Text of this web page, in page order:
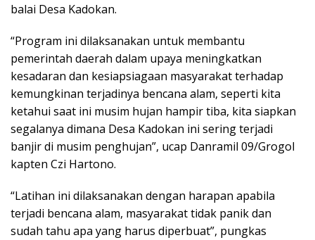
balai Desa Kadokan.
“Program ini dilaksanakan untuk membantu
pemerintah daerah dalam upaya meningkatkan
kesadaran dan kesiapsiagaan masyarakat terhadap
kemungkinan terjadinya bencana alam, seperti kita
ketahui saat ini musim hujan hampir tiba, kita siapkan
segalanya dimana Desa Kadokan ini sering terjadi
banjir di musim penghujan”, ucap Danramil 09/Grogol
kapten Czi Hartono.
“Latihan ini dilaksanakan dengan harapan apabila
terjadi bencana alam, masyarakat tidak panik dan
sudah tahu apa yang harus diperbuat”, pungkas